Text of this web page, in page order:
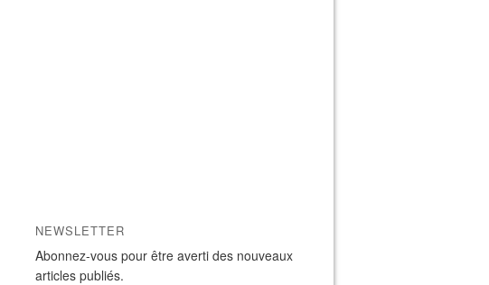
NEWSLETTER
Abonnez-vous pour être averti des nouveaux
articles publiés.